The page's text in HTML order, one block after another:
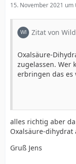
15. November 2021 um
Zitat von
Oxalsäure-
zugelassen. Wer
erbringen das es
alles richtig aber
Oxalsäure-dihydrat
Gruß Jens